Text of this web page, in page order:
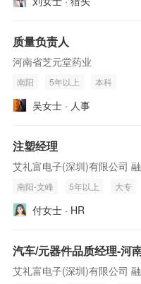
质量负责人
河南省芝元堂药业
南阳 5年以上 本科
吴女士 · 人事
注塑经理
艾礼富电子(深圳)有限公司
南阳-文峰 5年以上 大专
付女士 · HR
汽车/元器件品质经理-河
艾礼富电子(深圳)有限公司